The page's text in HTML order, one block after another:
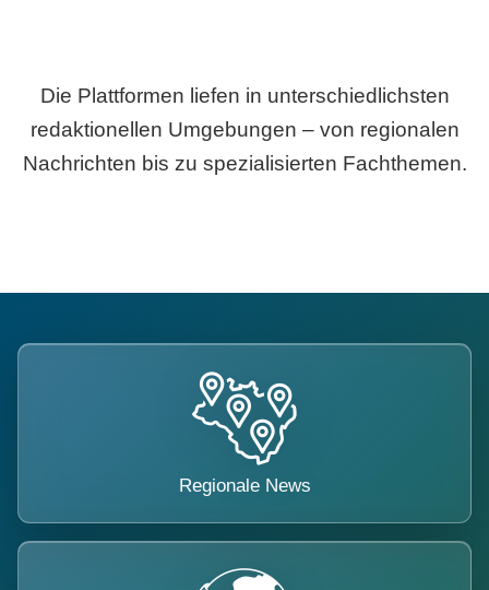
Die Plattformen liefen in unterschiedlichsten
redaktionellen Umgebungen – von regionalen
Nachrichten bis zu spezialisierten Fachthemen.
Regionale News